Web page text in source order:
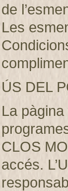
de
Les
ÚS DEL
La
CLOS
accés.